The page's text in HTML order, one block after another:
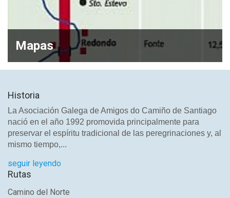
Mapas
Historia
La Asociación Galega de Amigos do Camiño de Santiago
nació en el año 1992 promovida principalmente para
preservar el espíritu tradicional de las peregrinaciones y, al
mismo tiempo,...
seguir leyendo
Rutas
Camino del Norte